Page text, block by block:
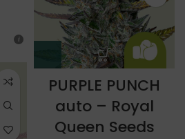
PURPLE PUNCH
auto – Royal
Queen Seeds